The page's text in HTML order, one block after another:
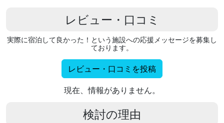
レビュー・口コミ
実際に宿泊して良かった！という施設への応援メッセージを募集し
ております。
レビュー・口コミを投稿
現在、情報がありません。
検討の理由